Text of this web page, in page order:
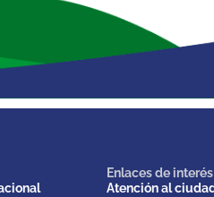
Enlaces de interés
Atención al